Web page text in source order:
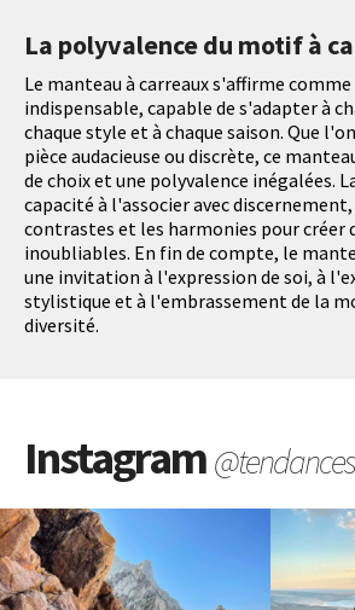
La polyvalence du motif à
Le manteau à carreaux s'affirme comme
indispensable, capable de s'adapter à
chaque style et à chaque saison. Que
pièce audacieuse ou discrète, ce
de choix et une polyvalence inégalées.
capacité à l'associer avec
contrastes et les harmonies pour créer
inoubliables. En fin de compte, le
une invitation à l'expression de soi, à
stylistique et à l'embrassement de la
diversité.
Instagram